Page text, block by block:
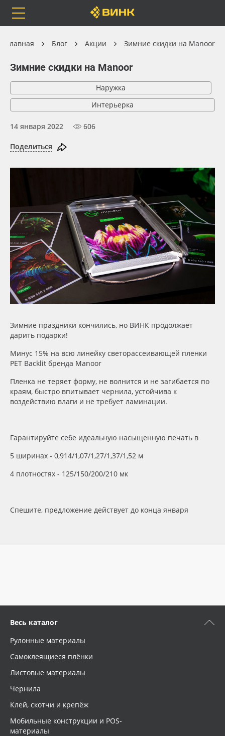
Каталог
Orafol
Бренды
Оплата
Сервис
Инструкции
Компания
Блог
Поставщикам
Избранное
Весь каталог
Рулонные материалы
Самоклеящиеся плёнки
Чернила
Клей, скотчи и крепёж
Мобильные конструкции и POS-материалы
Профильные системы
Светотехника
Инженерные пластики
Упаковочные материалы
Новинки ассортимента
Плёнка монтажная Oratape
Баннер
Заготовки для сувениров
Главная Блог Акции Зимние скидки на Manoor
Зимние скидки на Manoor
Наружка
Интерьерка
14 января 2022 606
Поделиться
Зимние праздники кончились, но ВИНК продолжает
дарить подарки!
Минус 15% на всю линейку светорассеивающей пленки
PET Backlit бренда Manoor
Пленка не теряет форму, не волнится и не загибается по
краям, быстро впитывает чернила, устойчива к
воздействию влаги и не требует ламинации.
Гарантируйте себе идеальную насыщенную печать в
5 ширинах - 0,914/1,07/1,27/1,37/1,52 м
4 плотностях - 125/150/200/210 мк
Спешите, предложение действует до конца января
Весь каталог
Рулонные материалы
Самоклеящиеся плёнки
Листовые материалы
Чернила
Клей, скотчи и крепёж
Мобильные конструкции и POS-
материалы